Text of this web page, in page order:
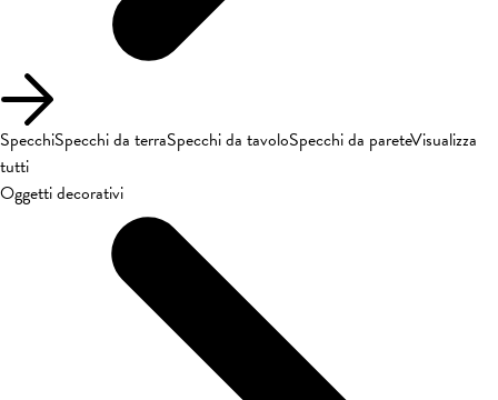
SpecchiSpecchi da terraSpecchi da tavoloSpecchi da pareteVisualizza
tutti
Oggetti decorativi